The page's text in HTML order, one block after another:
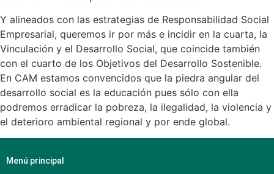
Y alineados con las estrategias de Responsabilidad Social
Empresarial, queremos ir por más e incidir en la cuarta, la
Vinculación y el Desarrollo Social, que coincide también
con el cuarto de los Objetivos del Desarrollo Sostenible.
En CAM estamos convencidos que la piedra angular del
desarrollo social es la educación pues sólo con ella
podremos erradicar la pobreza, la ilegalidad, la violencia y
el deterioro ambiental regional y por ende global.
Menú principal